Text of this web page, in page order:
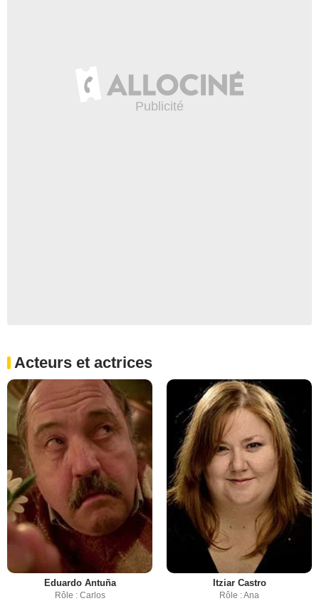
Acteurs et actrices
Eduardo Antuña
Rôle : Carlos
Itziar Castro
Rôle : Ana